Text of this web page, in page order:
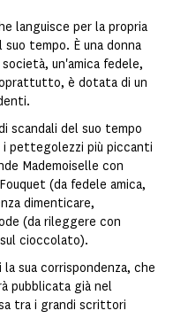
languisce per la propria
tempo. È una donna
un'amica fedele,
è dotata di un
scandali del suo tempo
i pettegolezzi più piccanti
Mademoiselle con
(da fedele amica,
dimenticare,
(da rileggere con
cioccolato).
sua corrispondenza, che
pubblicata già nel
tra i grandi scrittori